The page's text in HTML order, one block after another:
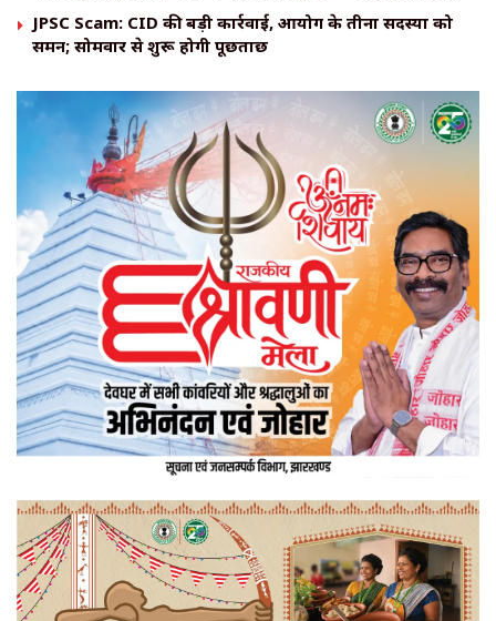
JPSC Scam: CID की बड़ी कार्रवाई, आयोग के तीनों सदस्यों को
समन; सोमवार से शुरू होगी पूछताछ